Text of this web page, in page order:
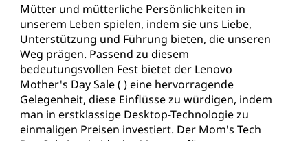
Mütter und mütterliche Persönlichkeiten in
unserem Leben spielen, indem sie uns Liebe,
Unterstützung und Führung bieten, die unseren
Weg prägen. Passend zu diesem
bedeutungsvollen Fest bietet der Lenovo
Mother's Day Sale ( ) eine hervorragende
Gelegenheit, diese Einflüsse zu würdigen, indem
man in erstklassige Desktop-Technologie zu
einmaligen Preisen investiert. Der Mom's Tech